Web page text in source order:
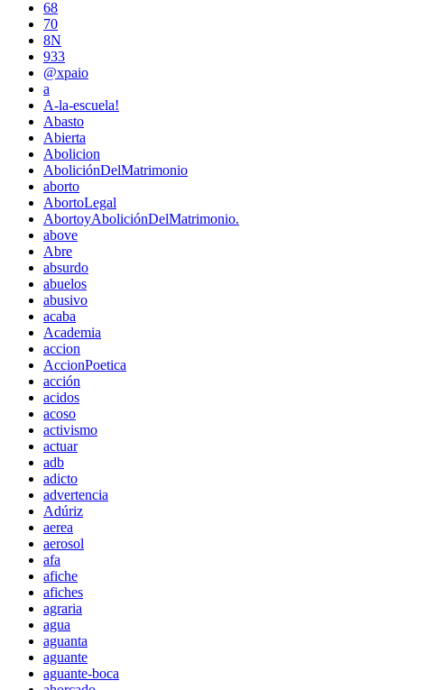
68
70
8N
933
@xpaio
a
A-la-escuela!
Abasto
Abierta
Abolicion
AboliciónDelMatrimonio
aborto
AbortoLegal
AbortoyAboliciónDelMatrimonio.
above
Abre
absurdo
abuelos
abusivo
acaba
Academia
accion
AccionPoetica
acción
acidos
acoso
activismo
actuar
adb
adicto
advertencia
Adúriz
aerea
aerosol
afa
afiche
afiches
agraria
agua
aguanta
aguante
aguante-boca